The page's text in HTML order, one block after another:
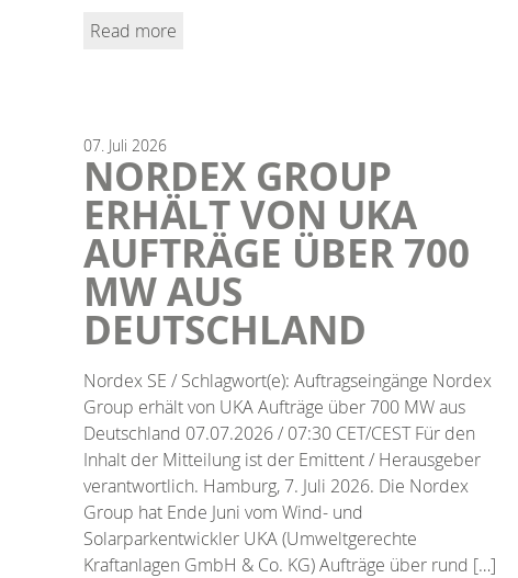
Read more
07. Juli 2026
NORDEX GROUP
ERHÄLT VON UKA
AUFTRÄGE ÜBER 700
MW AUS
DEUTSCHLAND
Nordex SE / Schlagwort(e): Auftragseingänge Nordex
Group erhält von UKA Aufträge über 700 MW aus
Deutschland 07.07.2026 / 07:30 CET/CEST Für den
Inhalt der Mitteilung ist der Emittent / Herausgeber
verantwortlich. Hamburg, 7. Juli 2026. Die Nordex
Group hat Ende Juni vom Wind- und
Solarparkentwickler UKA (Umweltgerechte
Kraftanlagen GmbH & Co. KG) Aufträge über rund […]